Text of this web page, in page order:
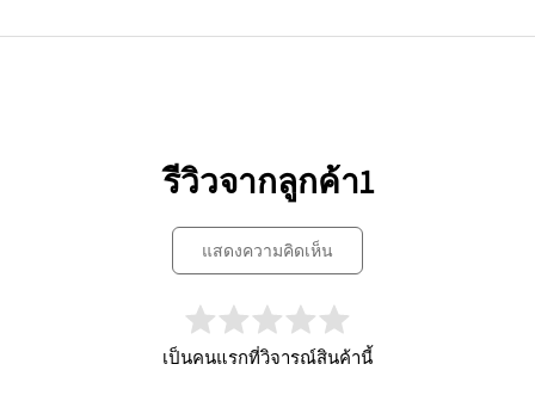
รีวิวจากลูกค้า1
แสดงความคิดเห็น
เป็นคนแรกที่วิจารณ์สินค้านี้